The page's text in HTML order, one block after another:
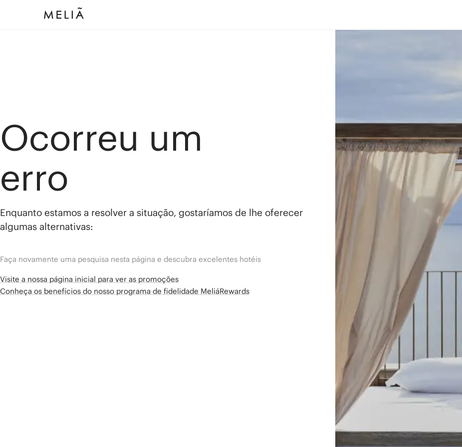
Ocorreu um
erro
Enquanto estamos a resolver a situação, gostaríamos de lhe oferecer
algumas alternativas:
Faça novamente uma pesquisa nesta página e descubra excelentes hotéis
Visite a nossa página inicial para ver as promoções
Conheça os benefícios do nosso programa de fidelidade MeliáRewards